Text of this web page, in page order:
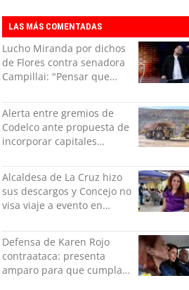
LAS MÁS COMENTADAS
Lucho Miranda por dichos
de Flores contra senadora
Campillai: "Pensar que
es una forma de quitar
dignidad"
Alerta entre gremios de
Codelco ante propuesta de
incorporar capitales
Alcaldesa de La Cruz hizo
sus descargos y Concejo no
visa viaje a evento en
grabación con abuso
sexual infantil
Defensa de Karen Rojo
contraataca: presenta
amparo para que cumpla